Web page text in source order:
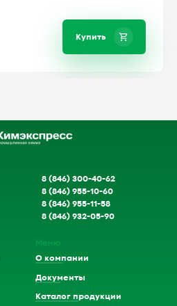
Купить
8 (846) 300-40-62
8 (846) 955-10-60
8 (846) 955-11-58
8 (846) 932-05-90
Меню
О компании
Документы
Каталог продукции